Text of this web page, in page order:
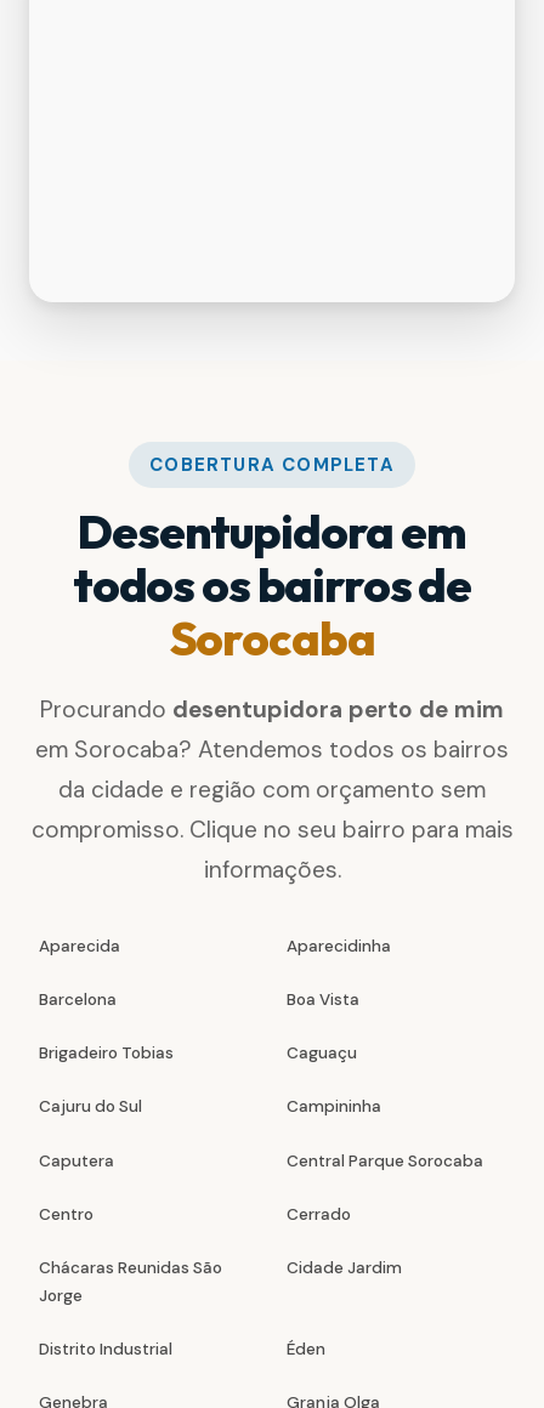
COBERTURA COMPLETA
Desentupidora em
todos os bairros de
Sorocaba
Procurando desentupidora perto de mim
em Sorocaba? Atendemos todos os bairros
da cidade e região com orçamento sem
compromisso. Clique no seu bairro para mais
informações.
Aparecida Aparecidinha
Barcelona Boa Vista
Brigadeiro Tobias Caguaçu
Cajuru do Sul Campininha
Caputera Central Parque Sorocaba
Centro Cerrado
Chácaras Reunidas São
Jorge
Cidade Jardim
Distrito Industrial Éden
Genebra Granja Olga